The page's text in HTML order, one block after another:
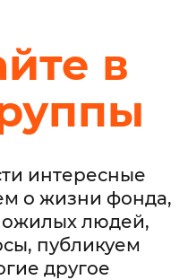
в
интересные
о жизни фонда,
людей,
публикуем
другое